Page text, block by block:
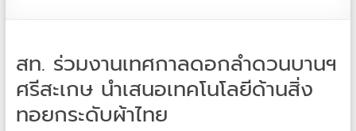
สท. ร่วมงานเทศกาลดอกลำดวนบานฯ
ศรีสะเกษ นำเสนอเทคโนโลยีด้านสิ่ง
ทอยกระดับผ้าไทย